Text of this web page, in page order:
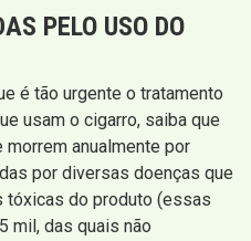
PELO USO DO
é tão urgente o tratamento
usam o cigarro, saiba que
anualmente por
por diversas doenças que
tóxicas do produto (essas
mil, das quais não